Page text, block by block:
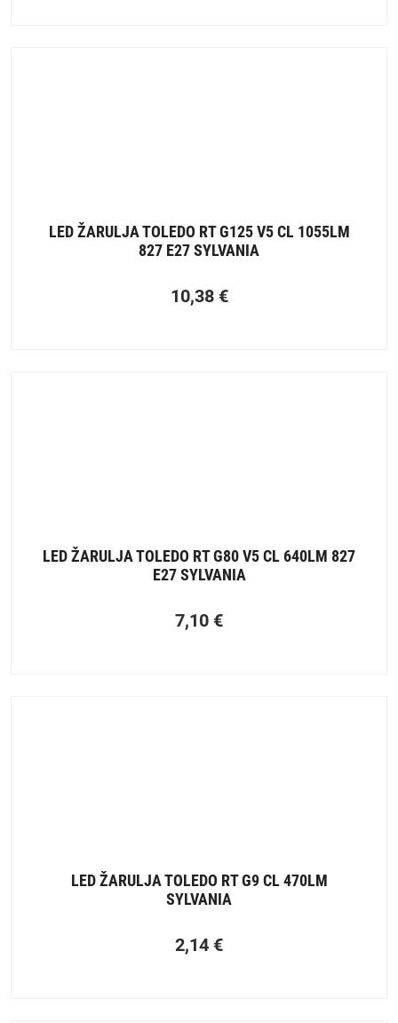
LED ŽARULJA TOLEDO RT G125 V5 CL 1055LM
827 E27 SYLVANIA
10,38 €
LED ŽARULJA TOLEDO RT G80 V5 CL 640LM 827
E27 SYLVANIA
7,10 €
LED ŽARULJA TOLEDO RT G9 CL 470LM
SYLVANIA
2,14 €